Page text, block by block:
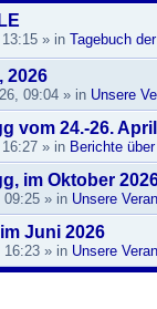
» in Tagebuch
2026
09:04 » in Unsere
vom 24.-26.
» in Berichte
im Oktober
09:25 » in Unsere
Juni 2026
16:23 » in Unsere